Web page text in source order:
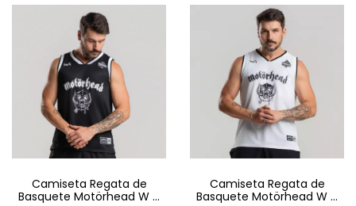
Camiseta Regata de
Basquete Motörhead W A
Camiseta Regata de
Basquete Motörhead W A